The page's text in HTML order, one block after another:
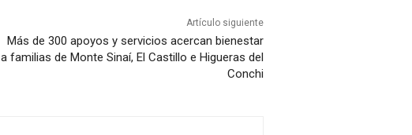
Artículo siguiente
Más de 300 apoyos y servicios acercan bienestar
a familias de Monte Sinaí, El Castillo e Higueras del
Conchi